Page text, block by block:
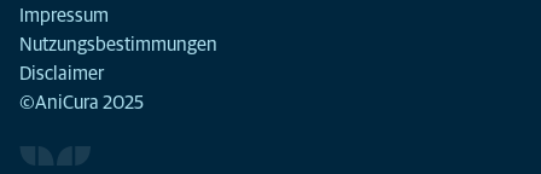
Impressum
Nutzungsbestimmungen
Disclaimer
©AniCura 2025